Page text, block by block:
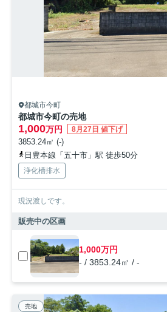
都城市今町
都城市今町の売地
1,000万円 8月27日 値下げ
3853.24㎡ (-)
日豊本線「五十市」駅 徒歩50分
浄化槽排水
現況渡しです。
販売中の区画
1,000万円
- / 3853.24㎡ / -
売地